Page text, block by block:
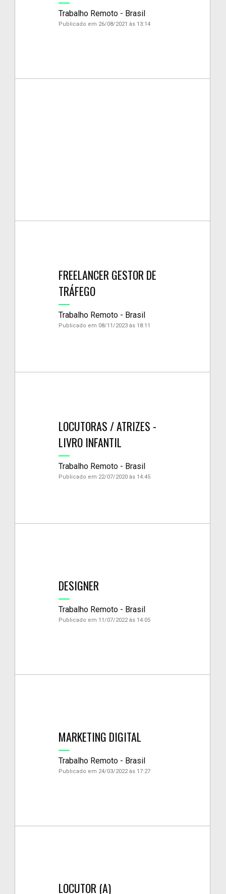
Trabalho Remoto - Brasil
Publicado em 26/08/2021 às 13:14
FREELANCER GESTOR DE
TRÁFEGO
Trabalho Remoto - Brasil
Publicado em 08/11/2023 às 18:11
LOCUTORAS / ATRIZES -
LIVRO INFANTIL
Trabalho Remoto - Brasil
Publicado em 22/07/2020 às 14:45
DESIGNER
Trabalho Remoto - Brasil
Publicado em 11/07/2022 às 14:05
MARKETING DIGITAL
Trabalho Remoto - Brasil
Publicado em 24/03/2022 às 17:27
LOCUTOR (A)